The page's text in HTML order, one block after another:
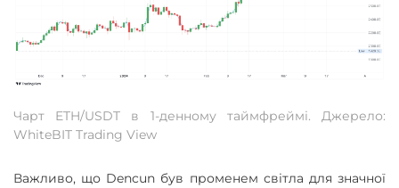
Чарт ETH/USDT в 1-денному таймфреймі. Джерело:
WhiteBIT Trading View
Важливо, що Dencun був променем світла для значної